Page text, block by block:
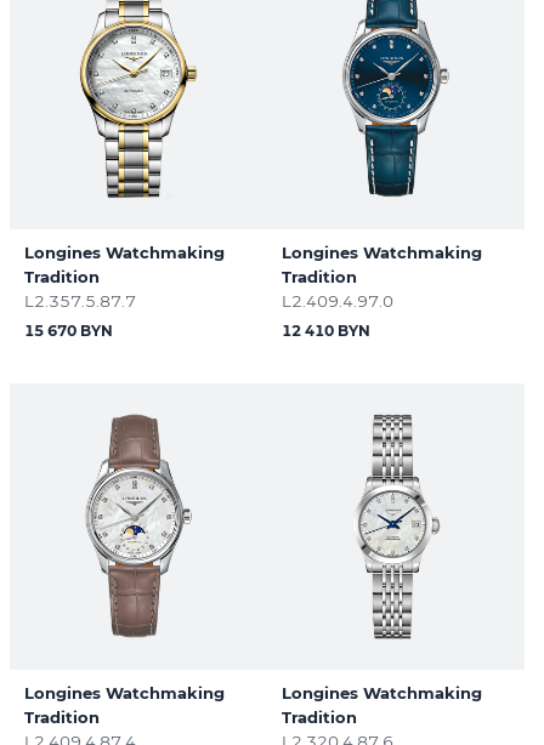
Longines Watchmaking
Tradition
L2.357.5.87.7
15 670 BYN
Longines Watchmaking
Tradition
L2.409.4.97.0
12 410 BYN
Longines Watchmaking
Tradition
L2.409.4.87.4
Longines Watchmaking
Tradition
L2.320.4.87.6